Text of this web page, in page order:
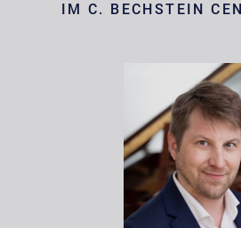
IM C. BECHSTEIN